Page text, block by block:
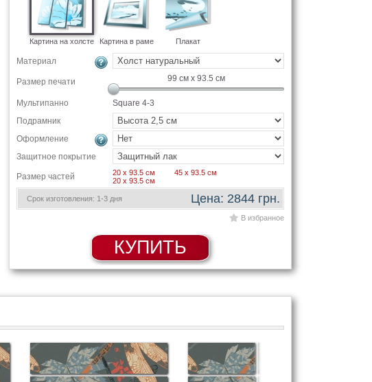
Картина на холсте Картина в раме Плакат
Материал
Размер печати 99 см x 93.5 см
Мультипанно
Square 4-3
Подрамник
Оформление
Защитное покрытие
Размер частей 20 x 93.5 см
45 x 93.5 см
20 x 93.5 см
Срок изготовления: 1-3 дня Цена: 2844 грн.
В избранное
КУПИТЬ